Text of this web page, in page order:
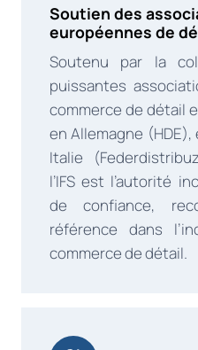
Soutien des
européennes de
Soutenu par la
puissantes
commerce de détail
en Allemagne
Italie
l’IFS est l’autorité
de confiance,
référence dans
commerce de détail.